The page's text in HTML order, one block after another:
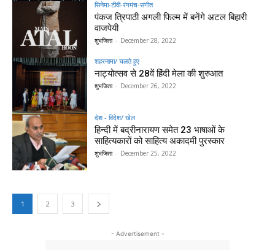
सिनेमा-टीवी-रंगमंच-संगीत
पंकज त्रिपाठी अगली फिल्म में बनेंगे अटल बिहारी
वाजपेयी
शुभजिता - December 28, 2022
शहरनामा/ चलते हुए
नाट्योत्सव से 28वें हिंदी मेला की शुरुआत
शुभजिता - December 26, 2022
देश - विदेश/ खेल
हिन्दी में बद्रीनारायण समेत 23 भाषाओं के
साहित्यकारों को साहित्य अकादमी पुरस्कार
शुभजिता - December 25, 2022
1 2 3
- Advertisement -